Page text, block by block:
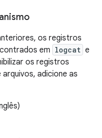
os registros
em logcat e
os registros
adicione as